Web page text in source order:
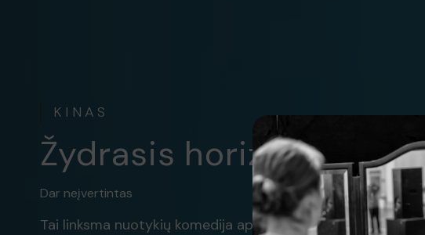
KINAS
Žydrasis horizontas
Dar neįvertintas
Tai linksma nuotykių komedija apie berniūkščius,